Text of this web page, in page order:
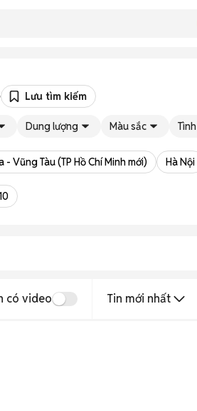
Lưu tìm kiếm
Dung lượng Màu sắc
- Vũng Tàu (TP Hồ Chí Minh mới) Hà Nội
có video Tin mới nhất